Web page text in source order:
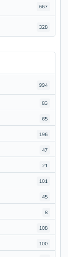
667
328
994
83
65
196
47
21
101
45
8
108
100